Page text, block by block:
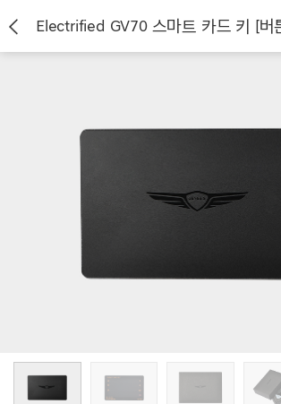
Electrified GV70 스마트 카드 키 [버